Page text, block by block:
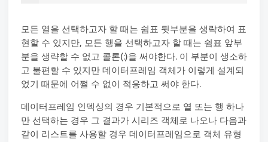
모든 열을 선택하고자 할 때는 쉼표 뒷부분을 생략하여 표
현할 수 있지만, 모든 행을 선택하고자 할 때는 쉼표 앞부
분을 생략할 수 없고 콜론(:)을 써야한다. 이 부분이 생소하
고 불편할 수 있지만 데이터프레임 객체가 이렇게 설계되
었기 때문에 어쩔 수 없이 적응하고 써야 한다.
데이터프레임 인덱싱의 경우 기본적으로 열 또는 행 하나
만 선택하는 경우 그 결과가 시리즈 객체로 나오나 다음과
같이 리스트를 사용할 경우 데이터프레임으로 객체 유형